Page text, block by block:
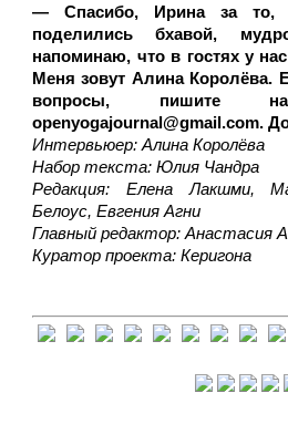
— Спасибо, Ирина за
поделились бхавой,
напоминаю, что в гостях у
Меня зовут Алина Королёва.
вопросы, пишите
openyogajournal@gmail.com.
Интервьюер: Алина Королёва
Набор текста: Юлия Чандра
Редакция: Елена Лакшми,
Белоус, Евгения Агни
Главный редактор: Анастасия
Куратор проекта: Керигона